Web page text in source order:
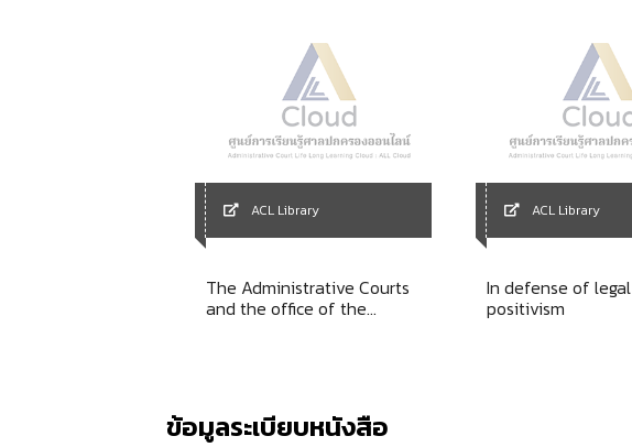
ACL Library
The Administrative Courts
and the office of the
ACL Library
In defense of legal
positivism
ข้อมูลระเบียบหนังสือ